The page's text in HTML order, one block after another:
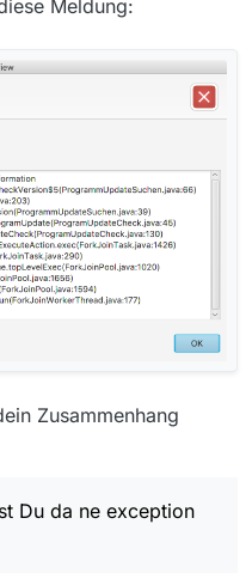
Meldung:
Zusammenhang
Du da ne exception